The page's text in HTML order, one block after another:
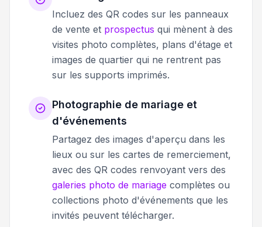
Incluez des QR codes sur les panneaux
de vente et prospectus qui mènent à des
visites photo complètes, plans d'étage et
images de quartier qui ne rentrent pas
sur les supports imprimés.
Photographie de mariage et
d'événements
Partagez des images d'aperçu dans les
lieux ou sur les cartes de remerciement,
avec des QR codes renvoyant vers des
galeries photo de mariage complètes ou
collections photo d'événements que les
invités peuvent télécharger.